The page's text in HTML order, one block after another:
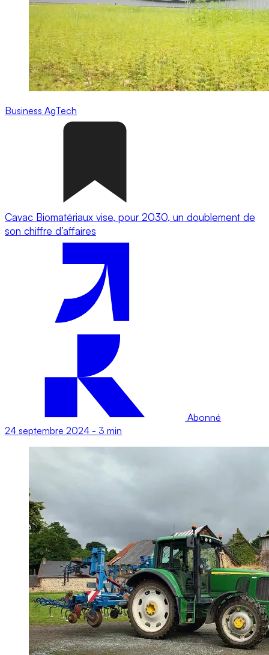
Business AgTech
Cavac Biomatériaux vise, pour 2030, un doublement de
son chiffre d’affaires
Abonné
24 septembre 2024 - 3 min